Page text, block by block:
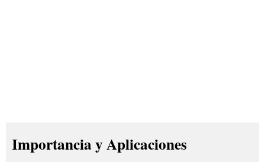
Importancia y Aplicaciones